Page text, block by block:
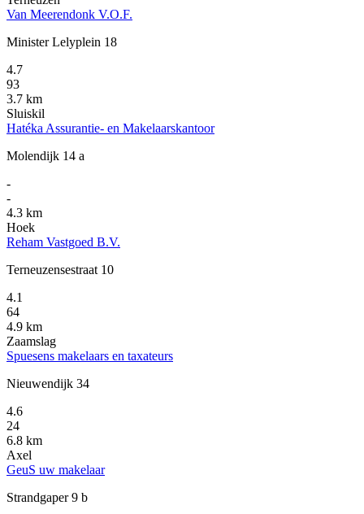
Van Meerendonk V.O.F.
Minister Lelyplein 18
4.7
93
3.7 km
Sluiskil
Hatéka Assurantie- en Makelaarskantoor
Molendijk 14 a
-
-
4.3 km
Hoek
Reham Vastgoed B.V.
Terneuzensestraat 10
4.1
64
4.9 km
Zaamslag
Spuesens makelaars en taxateurs
Nieuwendijk 34
4.6
24
6.8 km
Axel
GeuS uw makelaar
Strandgaper 9 b